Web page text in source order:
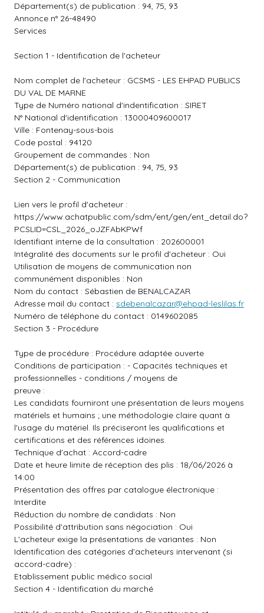
Département(s) de publication : 94, 75, 93
Annonce n° 26-48490
Services
Section 1 - Identification de l'acheteur
Nom complet de l'acheteur : GCSMS - LES EHPAD PUBLICS
DU VAL DE MARNE
Type de Numéro national d'indentification : SIRET
N° National d'identification : 13000409600017
Ville : Fontenay-sous-bois
Code postal : 94120
Groupement de commandes : Non
Département(s) de publication : 94, 75, 93
Section 2 - Communication
Lien vers le profil d'acheteur :
https://www.achatpublic.com/sdm/ent/gen/ent_detail.do?
PCSLID=CSL_2026_oJZFAbKPWf
Identifiant interne de la consultation : 202600001
Intégralité des documents sur le profil d'acheteur : Oui
Utilisation de moyens de communication non
communément disponibles : Non
Nom du contact : Sébastien de BENALCAZAR
Adresse mail du contact : sdebenalcazar@ehpad-leslilas.fr
Numéro de téléphone du contact : 0149602085
Section 3 - Procédure
Type de procédure : Procédure adaptée ouverte
Conditions de participation : - Capacités techniques et
professionnelles - conditions / moyens de
preuve :
Les candidats fourniront une présentation de leurs moyens
matériels et humains ; une méthodologie claire quant à
l'usage du matériel. Ils préciseront les qualifications et
certifications et des références idoines.
Technique d'achat : Accord-cadre
Date et heure limite de réception des plis : 18/06/2026 à
14:00
Présentation des offres par catalogue électronique :
Interdite
Réduction du nombre de candidats : Non
Possibilité d'attribution sans négociation : Oui
L'acheteur exige la présentations de variantes : Non
Identification des catégories d'acheteurs intervenant (si
accord-cadre) :
Etablissement public médico social
Section 4 - Identification du marché